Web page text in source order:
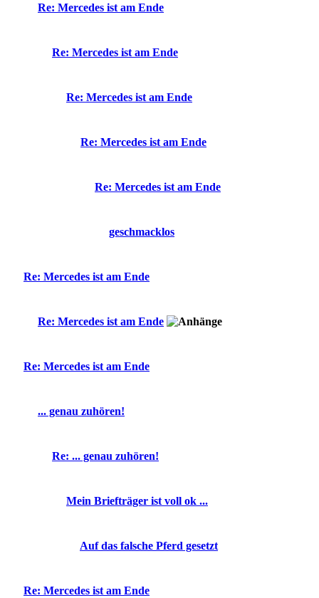
Re: Mercedes ist am Ende
Re: Mercedes ist am Ende
Re: Mercedes ist am Ende
Re: Mercedes ist am Ende
Re: Mercedes ist am Ende
geschmacklos
Re: Mercedes ist am Ende
Re: Mercedes ist am Ende
Re: Mercedes ist am Ende
... genau zuhören!
Re: ... genau zuhören!
Mein Briefträger ist voll ok ...
Auf das falsche Pferd gesetzt
Re: Mercedes ist am Ende